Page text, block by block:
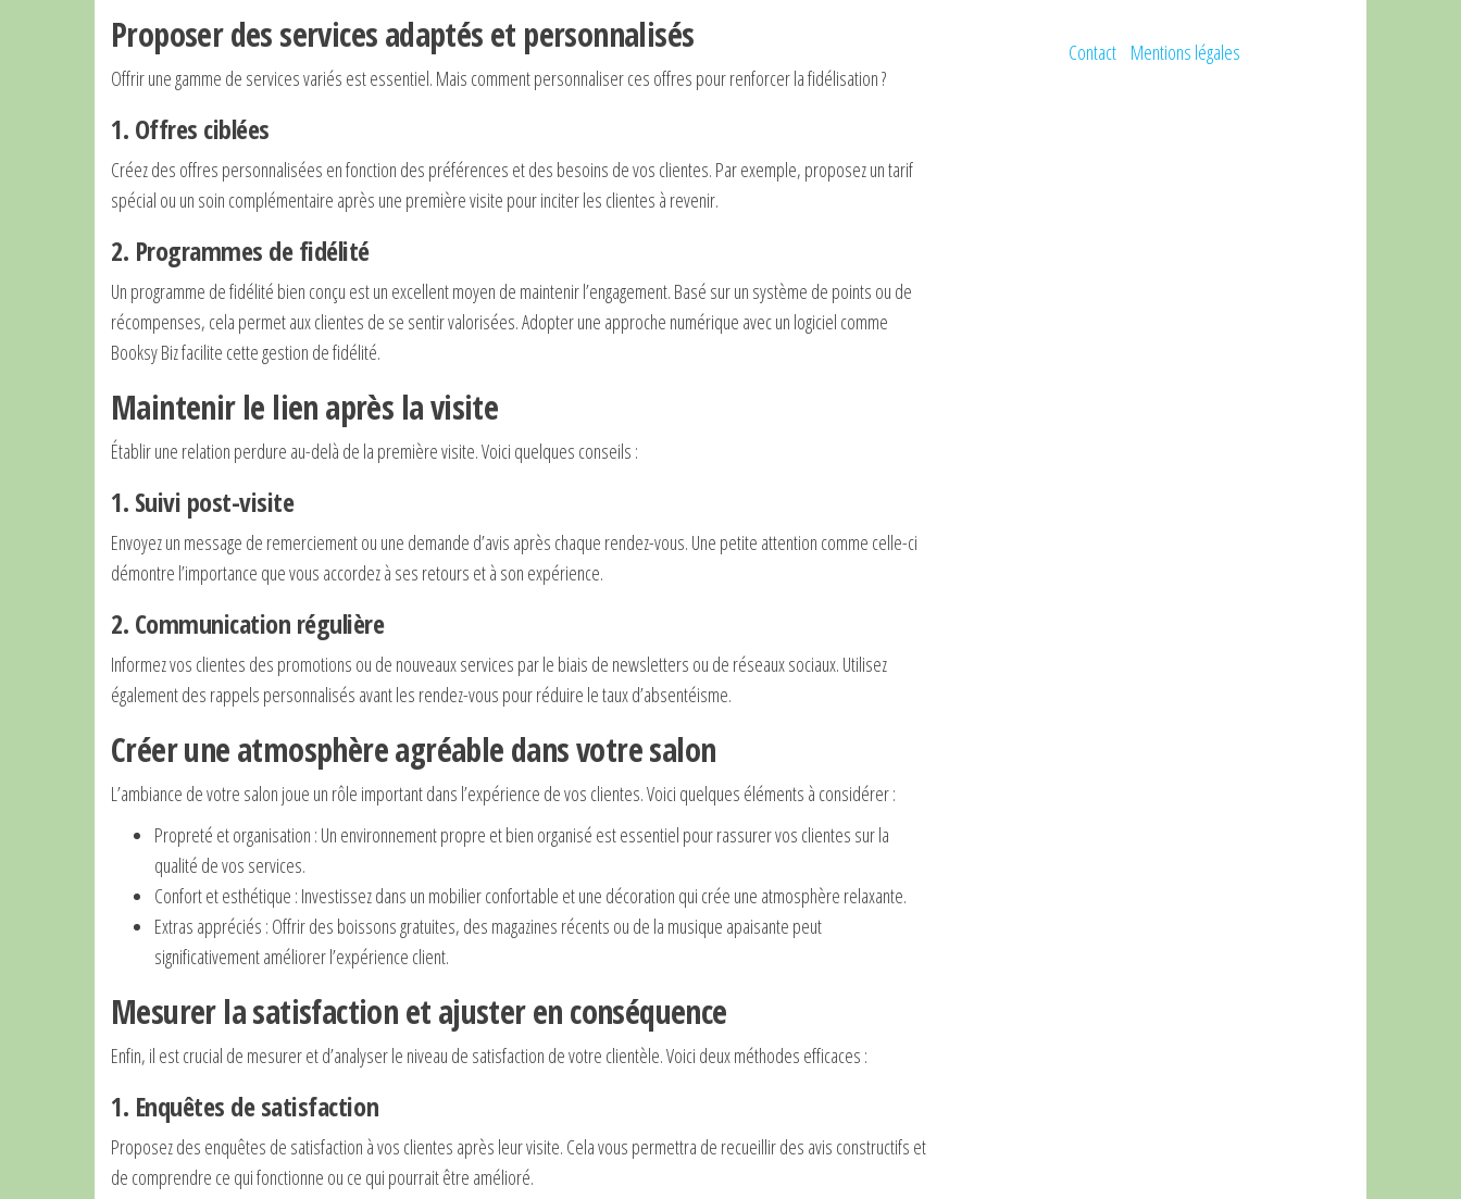
Proposer des services adaptés et personnalisés
Offrir une gamme de services variés est essentiel. Mais comment personnaliser ces offres pour renforcer la fidélisation ?
1. Offres ciblées
Créez des offres personnalisées en fonction des préférences et des besoins de vos clientes. Par exemple, proposez un tarif
spécial ou un soin complémentaire après une première visite pour inciter les clientes à revenir.
2. Programmes de fidélité
Un programme de fidélité bien conçu est un excellent moyen de maintenir l’engagement. Basé sur un système de points ou de
récompenses, cela permet aux clientes de se sentir valorisées. Adopter une approche numérique avec un logiciel comme
Booksy Biz facilite cette gestion de fidélité.
Maintenir le lien après la visite
Établir une relation perdure au-delà de la première visite. Voici quelques conseils :
1. Suivi post-visite
Envoyez un message de remerciement ou une demande d’avis après chaque rendez-vous. Une petite attention comme celle-ci
démontre l’importance que vous accordez à ses retours et à son expérience.
2. Communication régulière
Informez vos clientes des promotions ou de nouveaux services par le biais de newsletters ou de réseaux sociaux. Utilisez
également des rappels personnalisés avant les rendez-vous pour réduire le taux d’absentéisme.
Créer une atmosphère agréable dans votre salon
L’ambiance de votre salon joue un rôle important dans l’expérience de vos clientes. Voici quelques éléments à considérer :
Propreté et organisation : Un environnement propre et bien organisé est essentiel pour rassurer vos clientes sur la
qualité de vos services.
Confort et esthétique : Investissez dans un mobilier confortable et une décoration qui crée une atmosphère relaxante.
Extras appréciés : Offrir des boissons gratuites, des magazines récents ou de la musique apaisante peut
significativement améliorer l’expérience client.
Mesurer la satisfaction et ajuster en conséquence
Enfin, il est crucial de mesurer et d’analyser le niveau de satisfaction de votre clientèle. Voici deux méthodes efficaces :
1. Enquêtes de satisfaction
Proposez des enquêtes de satisfaction à vos clientes après leur visite. Cela vous permettra de recueillir des avis constructifs et
de comprendre ce qui fonctionne ou ce qui pourrait être amélioré.
Contact Mentions légales